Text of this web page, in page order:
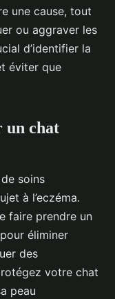
une cause, tout
ou aggraver les
d’identifier la
éviter que
un chat
soins
à l’eczéma.
faire prendre un
éliminer
des
votre chat
peau